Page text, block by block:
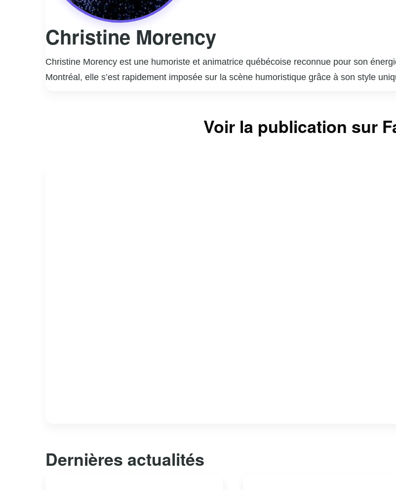
Christine Morency
Christine Morency est une humoriste et animatrice québécoise reconnue pour son
Montréal, elle s’est rapidement imposée sur la scène humoristique grâce à son style
radio, contribuant à élargir son audience. Son approche franche et sans filtre lui a
faisant d’elle une figure appréciée dans le paysage culturel québécois. Christine
Voir la publication sur
Dernières actualités